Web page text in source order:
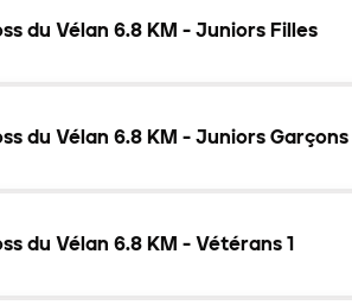
du Vélan 6.8 KM - Juniors Filles
du Vélan 6.8 KM - Juniors Garçons
du Vélan 6.8 KM - Vétérans 1